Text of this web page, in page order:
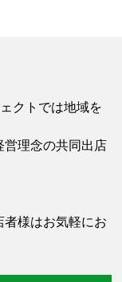
クトでは地域を
営理念の共同出店
様はお気軽にお